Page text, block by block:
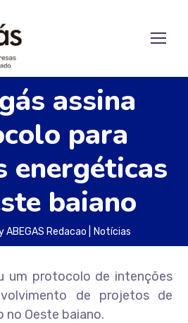
assina
para
energéticas
baiano
ABEGAS Redacao Notícias
um protocolo de intenções
de projetos de
no Oeste baiano.